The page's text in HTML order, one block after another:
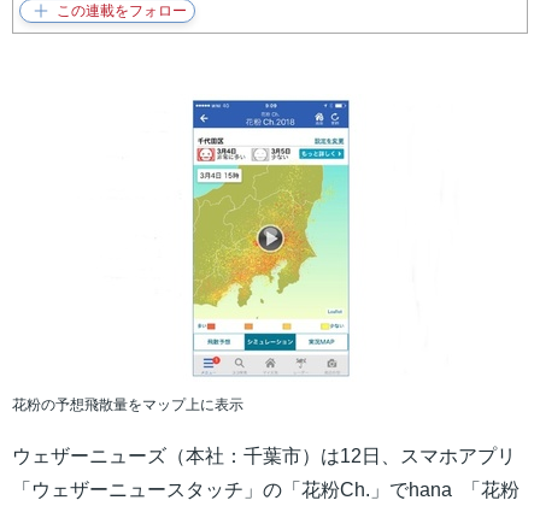
花粉の予想飛散量をマップ上に表示
ウェザーニューズ（本社：千葉市）は12日、スマホアプリ
「ウェザーニュースタッチ」の「花粉Ch.」でhana 「花粉